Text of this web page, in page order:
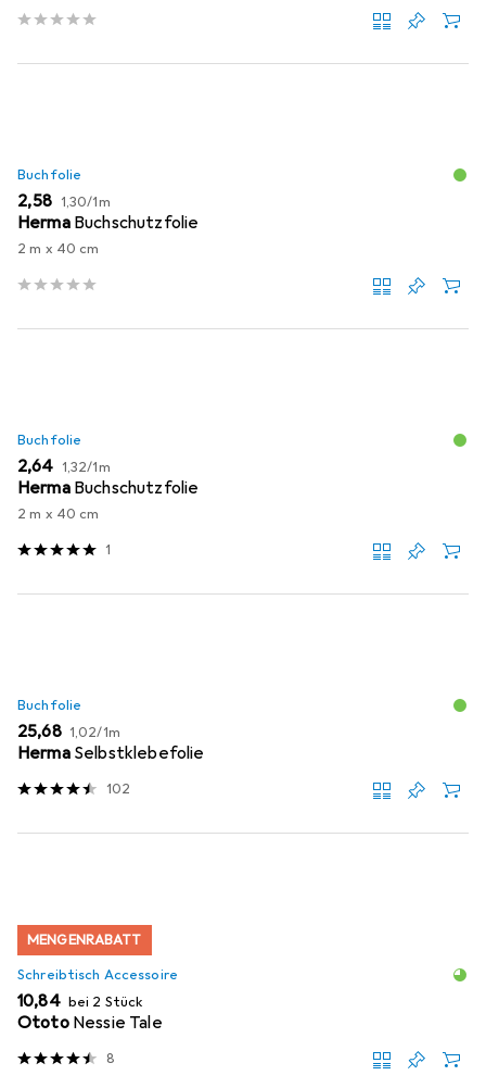
Buchfolie
EUR
2,58 EUR
1,30/1m
Herma Buchschutzfolie
2 m x 40 cm
Buchfolie
EUR
2,64 EUR
1,32/1m
Herma Buchschutzfolie
2 m x 40 cm
1
Buchfolie
EUR
25,68 EUR
1,02/1m
Herma Selbstklebefolie
102
MENGENRABATT
Schreibtisch Accessoire
EUR
10,84 bei 2 Stück
Ototo Nessie Tale
8